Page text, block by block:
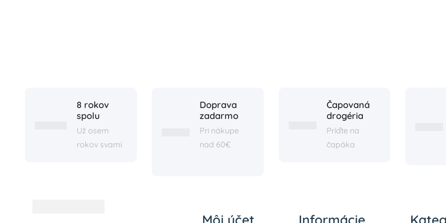
8 rokov
spolu
Už osem
rokov svami
Doprava
zadarmo
Pri nákupe
nad 60€
Čapovaná
drogéria
Príďte na
čapáka